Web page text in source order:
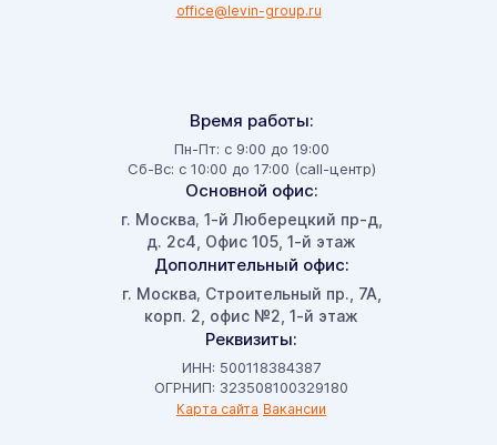
Время работы:
Пн-Пт: с 9:00 до 19:00
Сб-Вс: с 10:00 до 17:00 (call-центр)
Основной офис:
г. Москва, 1-й Люберецкий пр-д,
д. 2с4, Офис 105, 1-й этаж
Дополнительный офис:
г. Москва, Строительный пр., 7А,
корп. 2, офис №2, 1-й этаж
Реквизиты:
ИНН: 500118384387
ОГРНИП: 323508100329180
Карта сайта Вакансии
office@levin-group.ru